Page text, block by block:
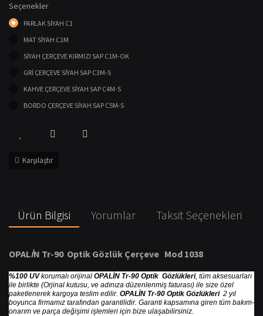
Seçenekler
PARLAK SİYAH C1
MAT SİYAH C1M
SİYAH ÇERÇEVE KIRMIZI SAP C1M-OK
GRİ ÇERÇEVE SİYAH SAP C3M-S
KAHVE ÇERÇEVE SİYAH SAP C4M-S
BORDO ÇERÇEVE SİYAH SAP C5M-S
Karşılaştır
Ürün Bilgisi Yorumlar Taksit Seçenekleri
OPALİN Tr-90 Optik Gözlük Çerçeve Mod 1038
%100 UVkorumalı orijinal OPALİN Tr-90 Optik Gözlükleri, tüm aksesuarları
ile birlikte (Orjinal kutusu, ve adınıza düzenlenmiş faturası) ile size özel
paketlenerek kargoya teslim edilir. OPALİN Tr-90 Optik Gözlükleri 2 yıl
boyunca firmamız tarafından garantilidir. Garanti kapsamına giren tüm bakım-
onarım ve parça değişimi işlemleri için bize ulaşabilirsiniz.